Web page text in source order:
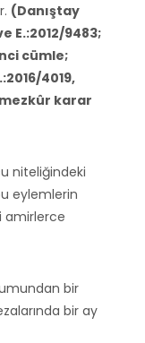
(Danıştay
E.:2012/9483;
cümle;
4019,
mezkûr karar
niteliğindeki
eylemlerin
amirlerce
bir
bir ay